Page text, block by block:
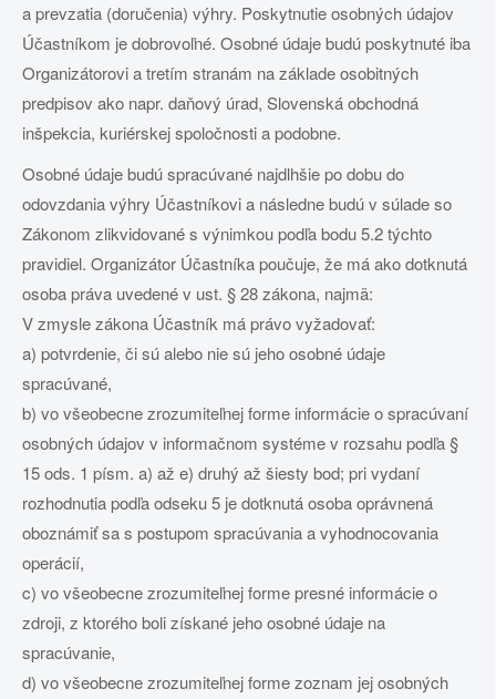
a prevzatia (doručenia) výhry. Poskytnutie osobných údajov
Účastníkom je dobrovoľné. Osobné údaje budú poskytnuté iba
Organizátorovi a tretím stranám na základe osobitných
predpisov ako napr. daňový úrad, Slovenská obchodná
inšpekcia, kuriérskej spoločnosti a podobne.
Osobné údaje budú spracúvané najdlhšie po dobu do
odovzdania výhry Účastníkovi a následne budú v súlade so
Zákonom zlikvidované s výnimkou podľa bodu 5.2 týchto
pravidiel. Organizátor Účastníka poučuje, že má ako dotknutá
osoba práva uvedené v ust. § 28 zákona, najmä:
V zmysle zákona Účastník má právo vyžadovať:
a) potvrdenie, či sú alebo nie sú jeho osobné údaje
spracúvané,
b) vo všeobecne zrozumiteľnej forme informácie o spracúvaní
osobných údajov v informačnom systéme v rozsahu podľa §
15 ods. 1 písm. a) až e) druhý až šiesty bod; pri vydaní
rozhodnutia podľa odseku 5 je dotknutá osoba oprávnená
oboznámiť sa s postupom spracúvania a vyhodnocovania
operácií,
c) vo všeobecne zrozumiteľnej forme presné informácie o
zdroji, z ktorého boli získané jeho osobné údaje na
spracúvanie,
d) vo všeobecne zrozumiteľnej forme zoznam jej osobných